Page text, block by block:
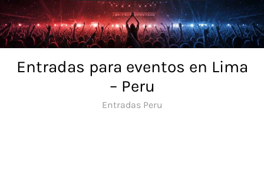
Skip
to
content
Entradas para eventos en Lima
– Peru
Entradas Peru